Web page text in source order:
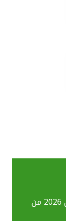
بسبب تحديث الأنظمة التقنية قد تواجهكم بعض الصعوبات في استخدام خدماتنا المصرفية الإلكترونية بما فيهم خدمة "ومض"، وذلك اليوم الجمعة الموافق 07 أغسطس 2026 من